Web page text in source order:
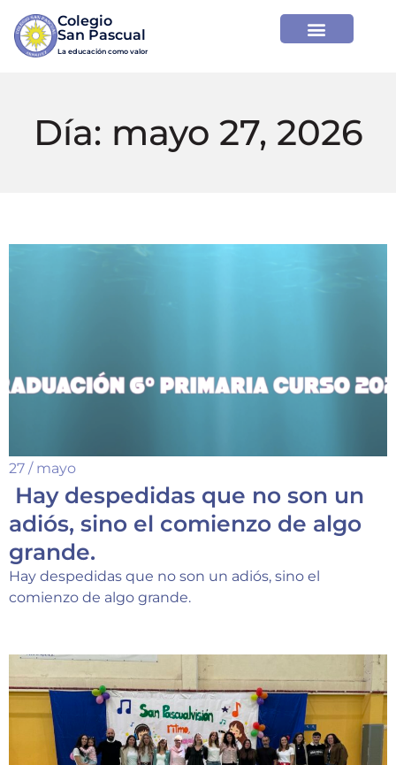
Colegio
La educación como valor
Día: mayo 27, 2026
27 / mayo
Hay despedidas que no son un
adiós, sino el comienzo de algo
grande.
Hay despedidas que no son un adiós, sino el
comienzo de algo grande.